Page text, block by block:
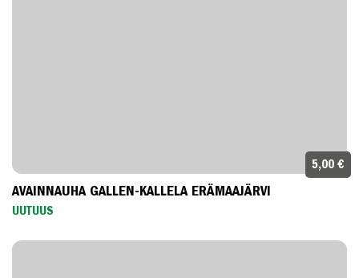
5,00 €
AVAINNAUHA GALLEN-KALLELA ERÄMAAJÄRVI
UUTUUS